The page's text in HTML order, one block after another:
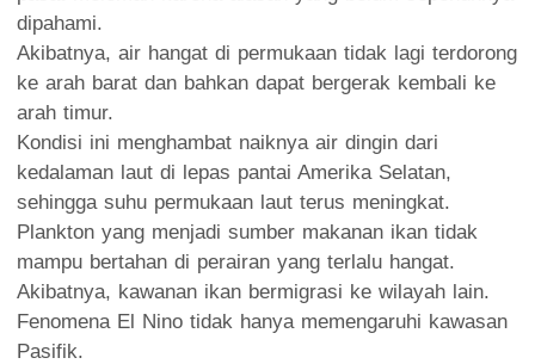
dipahami.
Akibatnya, air hangat di permukaan tidak lagi terdorong
ke arah barat dan bahkan dapat bergerak kembali ke
arah timur.
Kondisi ini menghambat naiknya air dingin dari
kedalaman laut di lepas pantai Amerika Selatan,
sehingga suhu permukaan laut terus meningkat.
Plankton yang menjadi sumber makanan ikan tidak
mampu bertahan di perairan yang terlalu hangat.
Akibatnya, kawanan ikan bermigrasi ke wilayah lain.
Fenomena El Nino tidak hanya memengaruhi kawasan
Pasifik.